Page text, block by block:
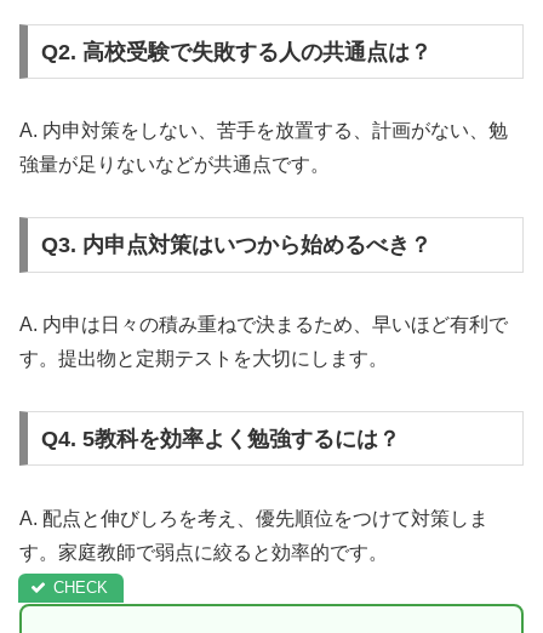
Q2. 高校受験で失敗する人の共通点は？
A. 内申対策をしない、苦手を放置する、計画がない、勉
強量が足りないなどが共通点です。
Q3. 内申点対策はいつから始めるべき？
A. 内申は日々の積み重ねで決まるため、早いほど有利で
す。提出物と定期テストを大切にします。
Q4. 5教科を効率よく勉強するには？
A. 配点と伸びしろを考え、優先順位をつけて対策しま
す。家庭教師で弱点に絞ると効率的です。